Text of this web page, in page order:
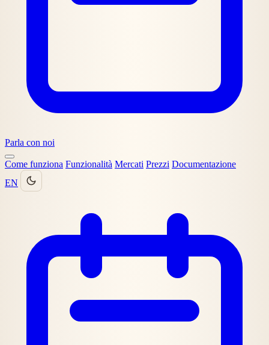
Parla con noi
Come funziona Funzionalità Mercati Prezzi Documentazione
EN